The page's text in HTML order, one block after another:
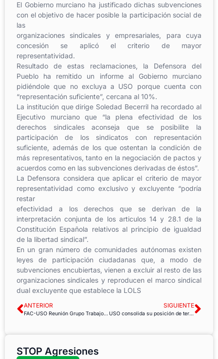
El Gobierno murciano ha justificado dichas subvenciones
con el objetivo de hacer posible la participación social de
las
organizaciones sindicales y empresariales, para cuya
concesión se aplicó el criterio de mayor
representatividad.
Resultado de estas reclamaciones, la Defensora del
Pueblo ha remitido un informe al Gobierno murciano
pidiéndole que no excluya a USO porque cuenta con
“representación suficiente”, cercana al 10%.
La institución que dirige Soledad Becerril ha recordado al
Ejecutivo murciano que “la plena efectividad de los
derechos sindicales aconseja que se posibilite la
participación de los sindicatos con representación
suficiente, además de los que ostentan la condición de
más representativos, tanto en la negociación de pactos y
acuerdos como en las subvenciones derivadas de éstos”.
La Defensora considera que aplicar el criterio de mayor
representatividad como exclusivo y excluyente “podría
restar
efectividad a los derechos que se derivan de la
interpretación conjunta de los articulos 14 y 28.1 de la
Constitución Española relativos al principio de igualdad
de la libertad sindical”.
En un gran número de comunidades autónomas existen
leyes de participación ciudadanas que, a modo de
subvenciones encubiertas, vienen a excluir al resto de las
organizaciones sindicales y reproducen el marco sindical
dual excluyente que establece la LOLS
ANTERIOR
FAC-USO Reunión Grupo Trabajo movilidad de los funcionarios de AGE
SIGUIENTE
USO consolida su posición de tercera fuerza sindical en España
STOP Agresiones